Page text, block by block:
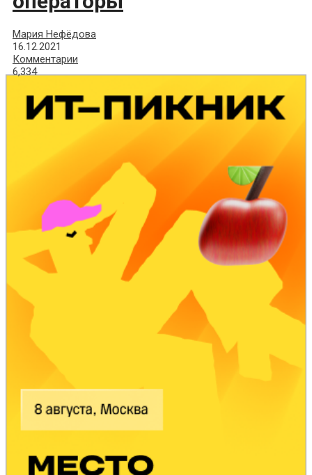
Мария Нефёдова
16.12.2021
Комментарии
6,334